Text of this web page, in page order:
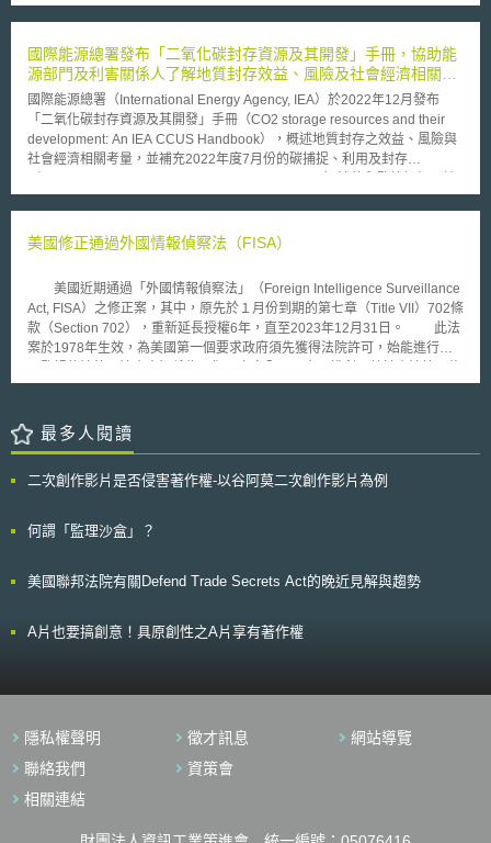
指引發布前已提出之申請案，該指引提到申請人可以透過補充說明之方式，
指引所要求之「揭露」。 綜觀以言，可以認定本指引之提出可作為著作人
申請註冊時之遵循依據，初步解決過去未有AI著作申請註冊參考依據之弊
病，然尚有許多細節待補充，且甚仰賴個案之判斷，惟本文認為未來隨AI科
技之發展及廣泛利用，關「人類智慧」於著作貢獻程度更明確、更為具體之
判斷標準勢必將應運而生，值得持續關注。
32％。 然而根據歐洲人權法院近日所做出的判決，不論公司是否訂有
往來可能會受到公司的監視，則該公司將可能違反歐洲人權公約(European
Convention on Human Rights)。 該案例乃是由於一位任職於英國南威
爾斯之卡馬森學院(Carmarthenshire College)的員工—Lynette Copland發
現自己的網路使用情形及電話均遭到工作單位之監視，憤而向歐洲法院提出
告訴。由於卡馬森學院並未提醒員工在工作場合之電子郵件、電話或其他通
訊可能遭到監視，因此Lynette Copland之律師主張當事人在工作場合之電
話、電子郵件、網路使用等其他通訊都應具有合理的隱私權期待，而受到歐
元之損害賠償以及1,1820美元之訴訟費用。
國際能源總署發布「二氧化碳封存資源及其開發」手冊，協助能
源部門及利害關係人了解地質封存效益、風險及社會經濟相關考
量
國際能源總署（International Energy Agency, IEA）於2022年12月發布
「二氧化碳封存資源及其開發」手冊（CO2 storage resources and their
development: An IEA CCUS Handbook），概述地質封存之效益、風險與
社會經濟相關考量，並補充2022年度7月份的碳捕捉、利用及封存
手冊架構可分為九個章節，重要章節包含：碳封存資源概述、碳封存開發生
私營部門。 由於CCUS涉及複雜管理及營運模式，IEA為決策者確立五個總
是寶貴的起點，政府可以將現有資料數位化並建置資料庫，便於私部門獲取
資訊。（2）確保法律與管制框架符合CCUS需求：政府應全面盤點既有法
制體系是否到位，並應解決下列幾個關鍵問題：碳封存特定責任與風險、建
立明確與適當的許可流程、地下孔隙空間的所有權、案場管理要求（如監
控、關閉等）。（3）制定支持碳封存的政策：如將CCUS納入國家能源及
者時常面臨發展尚未成熟的開發環境或法制體系，因此建議政府得給予先驅
者特定的獎勵措施。（5）支持發展CCUS的技術、專業能力：鼓勵石化與
天然氣產業朝向CCUS轉型，如提供相關知識並培養相關技術，支持持續就
美國修正通過外國情報偵察法（FISA）
美國近期通過「外國情報偵察法」（Foreign Intelligence Surveillance
Act, FISA）之修正案，其中，原先於１月份到期的第七章（Title VII）702條
款（Section 702），重新延長授權6年，直至2023年12月31日。 此法
案於1978年生效，為美國第一個要求政府須先獲得法院許可，始能進行電
正案對人民的保障，使身處美國領土內的人民免於被恣意監視，國家在通常
Court, FISC）搜索票（warrant）才可對人民進行搜查。 本次法案修正
通過後，使聯邦調查局能夠持續使用情報數據資料庫，以獲取有關美國人的
criminal investigation）如要索取與國家安全無關的內容，必須事先經FISC
2008年增訂第七章702條款為FISA的正式條款，原本在今年1月到期，法案
人，涉及外國情報資訊才可被列為本條進行監視的目標。允許情報部門，在
國際恐怖分子，武器散布者以及其他位於美國境外的重要外國情報。
此項修正案保留702條款的操作靈活性，並加入了一些增強隱私措施及要
話、其他私人信息等），當這些被監聽的國外用戶之通訊對象係涉及美國人
時亦同；意即，若美國人曾接觸被鎖定的國外對象，也會被納入調查並取得
此法案，加入隱私保護條款，但最終並未獲多數同意。
最多人閱讀
二次創作影片是否侵害著作權-以谷阿莫二次創作影片為例
何謂「監理沙盒」？
美國聯邦法院有關Defend Trade Secrets Act的晚近見解與趨勢
A片也要搞創意！具原創性之A片享有著作權
隱私權聲明 徵才訊息
網站導覽
聯絡我們
資策會
相關連結